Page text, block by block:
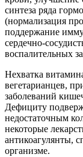
синтеза ряда
(нормализация
поддержание
сердечно-
воспалительных
Нехватка
вегетарианцев,
заболеваний
Дефициту
недостаточным
некоторые
антикоагулянты,
организме.